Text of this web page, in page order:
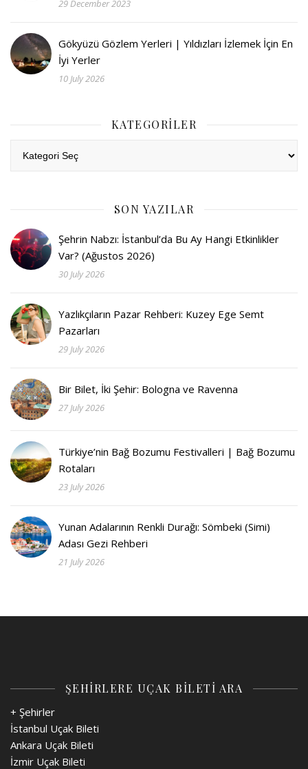
29 December 2023
Gökyüzü Gözlem Yerleri | Yıldızları İzlemek İçin En
İyi Yerler
10 July 2026
KATEGORILER
SON YAZILAR
Şehrin Nabzı: İstanbul’da Bu Ay Hangi Etkinlikler
Var? (Ağustos 2026)
30 July 2026
Yazlıkçıların Pazar Rehberi: Kuzey Ege Semt
Pazarları
29 July 2026
Bir Bilet, İki Şehir: Bologna ve Ravenna
27 July 2026
Türkiye’nin Bağ Bozumu Festivalleri | Bağ Bozumu
Rotaları
23 July 2026
Yunan Adalarının Renkli Durağı: Sömbeki (Simi)
Adası Gezi Rehberi
21 July 2026
ŞEHİRLERE UÇAK BİLETİ ARA
+ Şehirler
İstanbul Uçak Bileti
Ankara Uçak Bileti
İzmir Uçak Bileti